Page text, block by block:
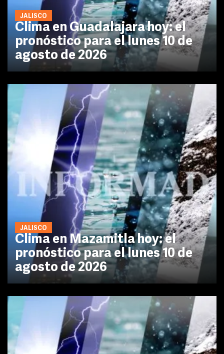
JALISCO
Clima en Guadalajara hoy: el
pronóstico para el lunes 10 de
agosto de 2026
JALISCO
Clima en Mazamitla hoy: el
pronóstico para el lunes 10 de
agosto de 2026